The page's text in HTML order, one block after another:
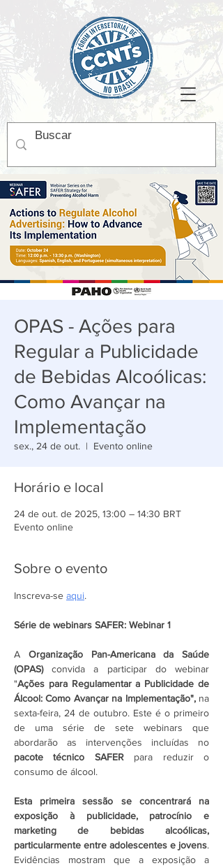
OPAS - Ações para
Regular a Publicidade
de Bebidas Alcoólicas:
Como Avançar na
Implementação
sex., 24 de out.
  |
Evento online
Horário e local
24 de out. de 2025, 13:00 – 14:30 BRT
Evento online
Sobre o evento
Inscreva-se aqui.
Série de webinars SAFER: Webinar 1
A Organização Pan-Americana da Saúde
(OPAS) convida a participar do webinar
"Ações para Regulamentar a Publicidade de
Álcool: Como Avançar na Implementação", na
sexta-feira, 24 de outubro. Este é o primeiro
de uma série de sete webinars que
pacote técnico SAFER para reduzir o
consumo de álcool.
Esta primeira sessão se concentrará na
exposição à publicidade, patrocínio e
marketing de bebidas alcoólicas,
particularmente entre adolescentes e jovens.
Evidências mostram que a exposição a